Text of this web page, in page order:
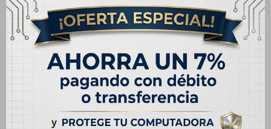
Filtrando por: Resolución:3840 x 2400